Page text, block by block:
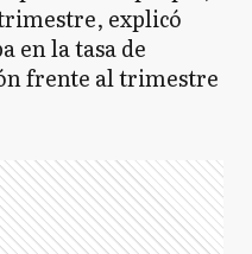
explicó
en la tasa de
frente al trimestre